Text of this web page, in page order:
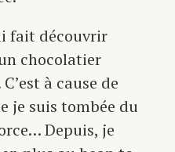
fait découvrir
chocolatier
à cause de
je suis tombée du
Depuis, je